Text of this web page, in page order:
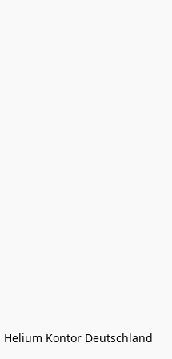
Kontor Deutschland